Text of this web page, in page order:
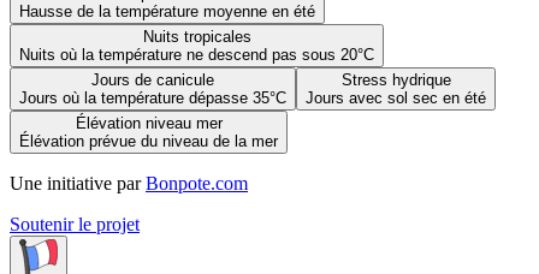
Hausse de la température moyenne en été
Nuits tropicales
Nuits où la température ne descend pas sous 20°C
Jours de canicule
Jours où la température dépasse 35°C
Stress hydrique
Jours avec sol sec en été
Élévation niveau mer
Élévation prévue du niveau de la mer
Une initiative par Bonpote.com
Soutenir le projet